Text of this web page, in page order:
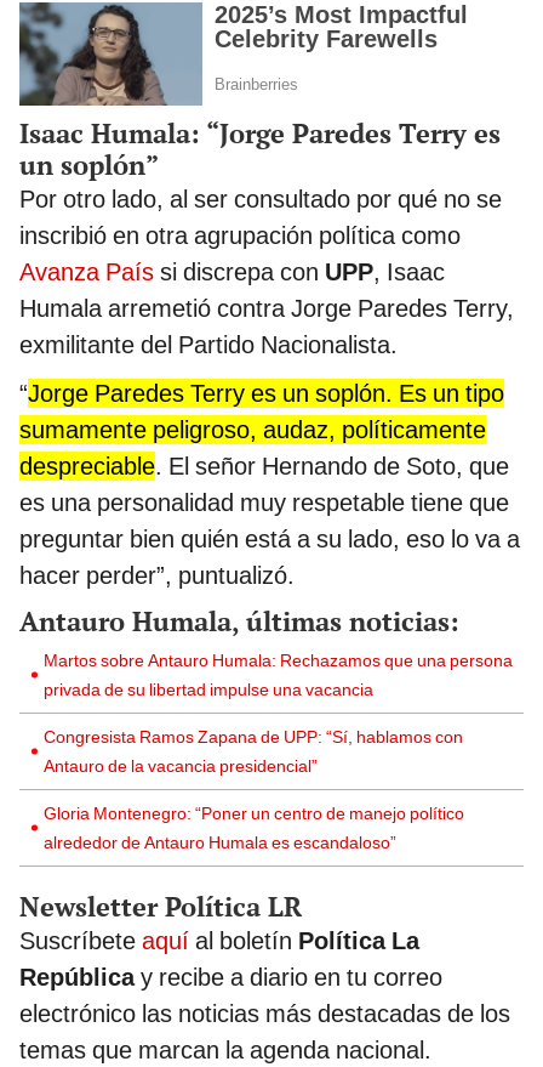
Isaac Humala: “Jorge Paredes Terry es
un soplón”
Por otro lado, al ser consultado por qué no se
inscribió en otra agrupación política como
Avanza País si discrepa con UPP, Isaac
Humala arremetió contra Jorge Paredes Terry,
exmilitante del Partido Nacionalista.
“Jorge Paredes Terry es un soplón. Es un tipo
sumamente peligroso, audaz, políticamente
despreciable. El señor Hernando de Soto, que
es una personalidad muy respetable tiene que
preguntar bien quién está a su lado, eso lo va a
hacer perder”, puntualizó.
Antauro Humala, últimas noticias:
Martos sobre Antauro Humala: Rechazamos que una persona
privada de su libertad impulse una vacancia
Congresista Ramos Zapana de UPP: “Sí, hablamos con
Antauro de la vacancia presidencial”
Gloria Montenegro: “Poner un centro de manejo político
alrededor de Antauro Humala es escandaloso”
Newsletter Política LR
Suscríbete aquí al boletín Política La
Repúblicay recibe a diario en tu correo
electrónico las noticias más destacadas de los
temas que marcan la agenda nacional.